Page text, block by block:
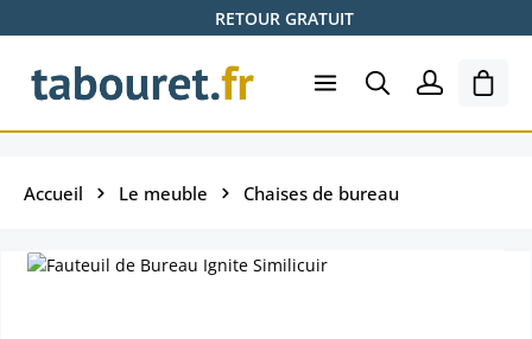
Passer au contenu principalRETOUR GRATUIT
Le
Accueil Le meuble Chaises de bureau